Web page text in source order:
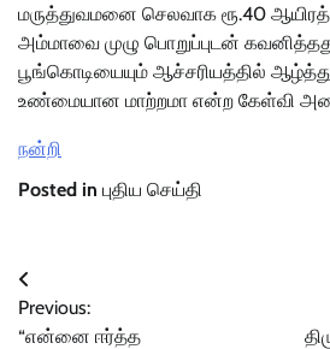
மருத்துவமனை செலவாக ரூ.40
அம்மாவை முழு பொறுப்புடன்
பூங்கொடியையும் ஆச்சரியத்தில்
உண்மையான மாற்றமா என்ற கேள்வி
நன்றி
Posted in புதிய செய்தி
Post
navigation
Previous:
“என்னை ஈர்த்த